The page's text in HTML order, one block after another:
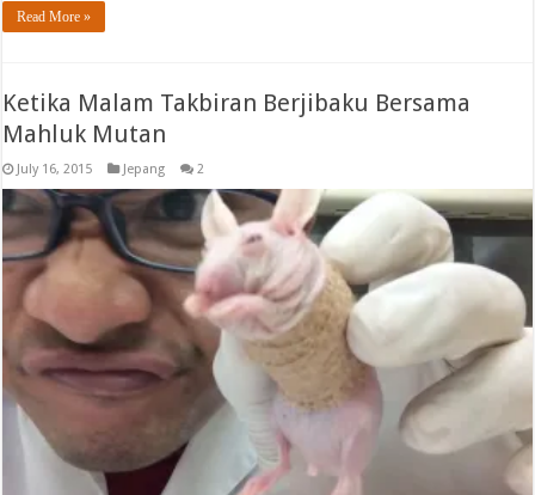
Read More »
Ketika Malam Takbiran Berjibaku Bersama
Mahluk Mutan
July 16, 2015 Jepang 2